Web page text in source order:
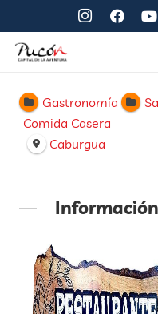
Gastronomía
Comida Casera
Caburgua